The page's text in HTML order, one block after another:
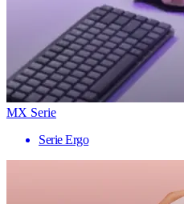
MX Serie
Serie Ergo